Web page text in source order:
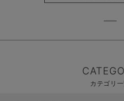
カテゴリ